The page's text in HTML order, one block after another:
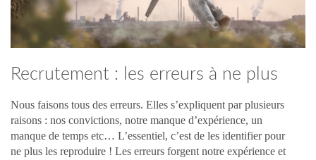
Recrutement : les erreurs à ne plus
commettre !
Nous faisons tous des erreurs. Elles s’expliquent par plusieurs
raisons : nos convictions, notre manque d’expérience, un
manque de temps etc… L’essentiel, c’est de les identifier pour
ne plus les reproduire ! Les erreurs forgent notre expérience et